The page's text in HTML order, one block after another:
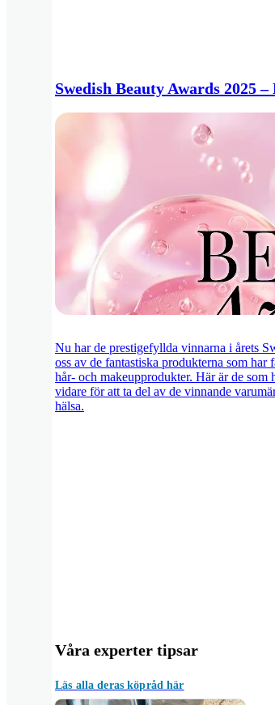
Swedish Beauty Awards 2025
Nu har de prestigefyllda vinnarna i årets
oss av de fantastiska produkterna som
hår- och makeupprodukter. Här är de som
vidare för att ta del av de vinnande
hälsa.
Våra experter tipsar
Läs alla deras köpråd här